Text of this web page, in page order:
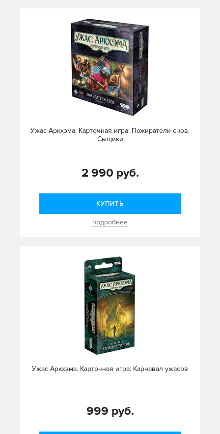
Ужас Аркхэма. Карточная игра: Пожиратели снов.
Сыщики
2 990 руб.
КУПИТЬ
подробнее
Ужас Аркхэма. Карточная игра: Карнавал ужасов
999 руб.